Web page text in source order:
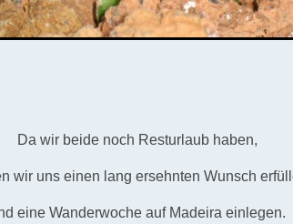
Da wir beide noch Resturlaub haben,
wir uns einen lang ersehnten Wunsch
eine Wanderwoche auf Madeira einlegen.